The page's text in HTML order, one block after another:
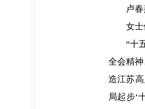
卢
女
“十
全会精
造江苏
局起步‘